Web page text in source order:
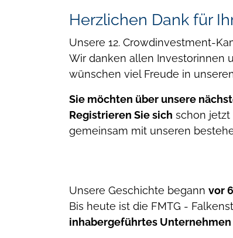
Herzlichen Dank für
Unsere 12. Crowdinvestment-
Wir danken allen Investorinnen
wünschen viel Freude in
Sie möchten über unsere
Registrieren Sie sich schon jetzt
gemeinsam mit unseren
Unsere Geschichte begann vor
Bis heute ist die FMTG -
inhabergeführtes